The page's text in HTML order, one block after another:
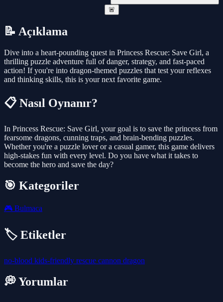
🚨
📝 Açıklama
Dive into a heart-pounding quest in Princess Rescue: Save Girl, a
thrilling puzzle adventure full of danger, strategy, and fast-paced
action! If you're into dragon-themed puzzles that test your reflexes
and thinking skills, this is your next favorite game.
📋 Nasıl Oynanır?
In Princess Rescue: Save Girl, your goal is to save the princess from
fearsome dragons, cunning traps, and brain-bending puzzles.
Whether you're a puzzle lover or a casual gamer, this game delivers
high-stakes fun with every level. Do you have what it takes to
become the hero and save the day?
🎯 Kategoriler
🎮 Bulmaca
🏷️ Etiketler
no-blood kids-friendly rescue cannon dragon
💭 Yorumlar